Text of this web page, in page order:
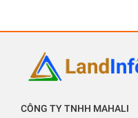
CÔNG TY TNHH MAHALI